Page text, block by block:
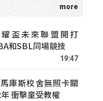
盃未來聯盟開打
和SBL同場競技
19:47
庫斯校舍無照卡關
衝擊童受教權